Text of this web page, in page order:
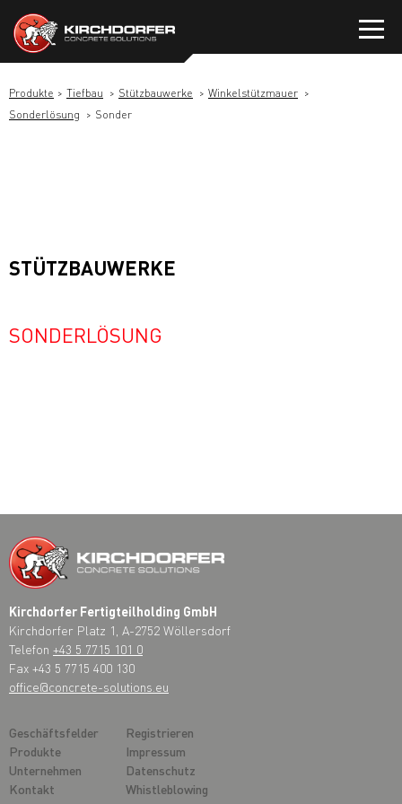
Inhalt
springen
Produkte Tiefbau Stützbauwerke
Winkelstützmauer
Sonderlösung
Sonder
STÜTZBAUWERKE
SONDERLÖSUNG
Kirchdorfer Fertigteilholding GmbH
Kirchdorfer Platz 1, A-2752 Wöllersdorf
Telefon +43 5 7715 101 0
Fax +43 5 7715 400 130
office@concrete-solutions.eu
Geschäftsfelder
Produkte
Unternehmen
Kontakt
Registrieren
Impressum
Datenschutz
Whistleblowing